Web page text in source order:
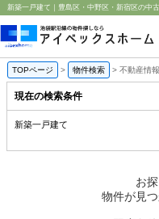
TOPページ > 物件検索 > 不動産情
現在の検索条件
新築一戸建て
お
物件が見